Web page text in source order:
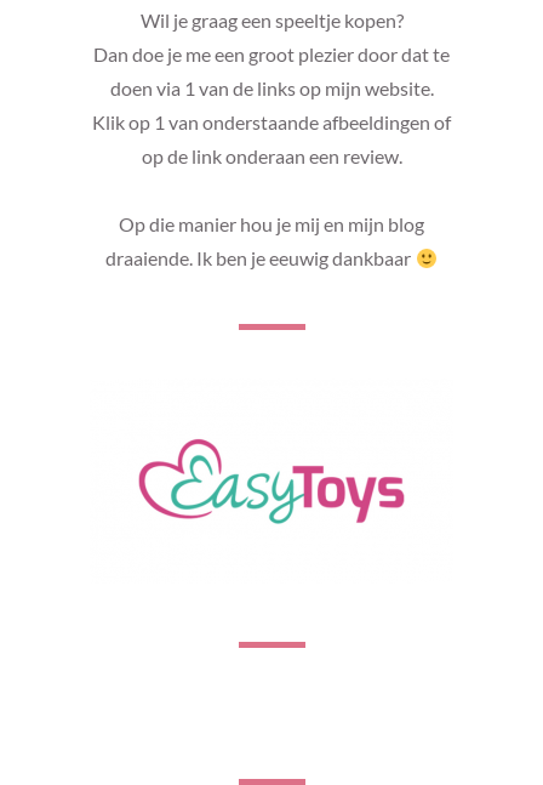
Wil je graag een speeltje kopen?
Dan doe je me een groot plezier door dat te
doen via 1 van de links op mijn website.
Klik op 1 van onderstaande afbeeldingen of
op de link onderaan een review.
Op die manier hou je mij en mijn blog
draaiende. Ik ben je eeuwig dankbaar